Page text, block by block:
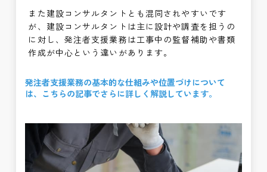
また建設コンサルタントとも混同されやすいです
が、建設コンサルタントは主に設計や調査を担うの
に対し、発注者支援業務は工事中の監督補助や書類
作成が中心という違いがあります。
発注者支援業務の基本的な仕組みや位置づけについて
は、こちらの記事でさらに詳しく解説しています。